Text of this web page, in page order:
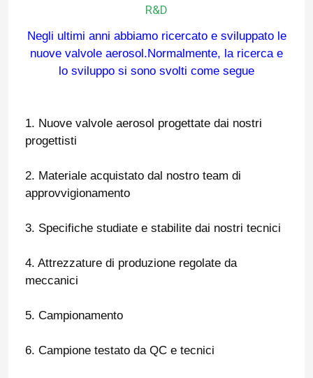
Valvola della cartuccia del gas
Valvola di ricarica per accendigas
Bombola di gas butano
Valvola di attivazione del kit MDF
Valvola della pittura di spruzzo
Valvola di pulizia del carburatore
Valvola lubrificante WD 40
R&D
Negli ultimi anni abbiamo ricercato e sviluppato le
nuove valvole aerosol.Normalmente, la ricerca e
lo sviluppo si sono svolti come segue
1. Nuove valvole aerosol progettate dai nostri
progettisti
2. Materiale acquistato dal nostro team di
approvvigionamento
3. Specifiche studiate e stabilite dai nostri tecnici
4. Attrezzature di produzione regolate da
meccanici
5. Campionamento
6. Campione testato da QC e tecnici